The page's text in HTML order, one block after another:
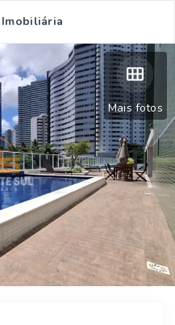
Imobiliária
Mais fotos